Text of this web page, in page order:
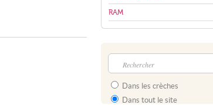
RAM
Dans les crèches
Dans tout le site